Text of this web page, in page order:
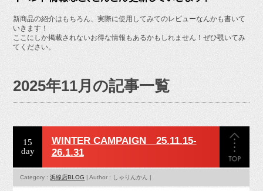
お問い合せ
新商品の紹介はもちろん、実際に使用してみてのレビューなんかも書いて
いきます！
ここにしか掲載されないお得な情報もあるかもしれません！ぜひ覗いてみ
てください。
2025年11月の記事一覧
15
day
WINTER CAMPAIGN 25.11.15-
26.1.31
Category :浜線店BLOG | Author : しゃりんかん |